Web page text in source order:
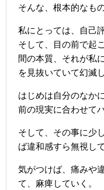
そんな、根本的なも
私にとっては、自己
そして、目の前で起
間の本質、それが私
を見抜いていて幻滅
はじめは自分のなか
前の現実に合わせて
そして、その事に少
ば違和感すら無視し
気がつけば、痛みや
て、麻痺していく。